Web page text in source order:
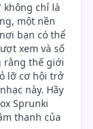
không chỉ là
một nền
bạn có thể
xem và số
rằng thế giới
lỡ cơ hội trở
này. Hãy
Sprunki
thanh của